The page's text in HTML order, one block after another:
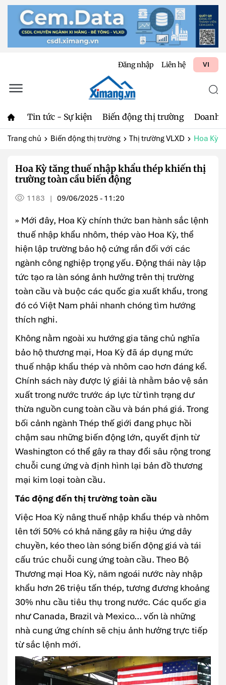
Đăng nhập Liên hệ VI
Tin tức - Sự kiện Biến động thị trường Doanh
Trang chủ Biến động thị trường Thị trường VLXD Hoa Kỳ
Hoa Kỳ tăng thuế nhập khẩu thép khiến thị
trường toàn cầu biến động
1183 | 09/06/2025 - 11:20
» Mới đây, Hoa Kỳ chính thức ban hành sắc lệnh
thuế nhập khẩu nhôm, thép vào Hoa Kỳ, thể
hiện lập trường bảo hộ cứng rắn đối với các
ngành công nghiệp trọng yếu. Động thái này lập
tức tạo ra làn sóng ảnh hưởng trên thị trường
toàn cầu và buộc các quốc gia xuất khẩu, trong
đó có Việt Nam phải nhanh chóng tìm hướng
thích nghi.
Không nằm ngoài xu hướng gia tăng chủ nghĩa
bảo hộ thương mại, Hoa Kỳ đã áp dụng mức
thuế nhập khẩu thép và nhôm cao hơn đáng kể.
Chính sách này được lý giải là nhằm bảo vệ sản
xuất trong nước trước áp lực từ tình trạng dư
thừa nguồn cung toàn cầu và bán phá giá. Trong
bối cảnh ngành Thép thế giới đang phục hồi
chậm sau những biến động lớn, quyết định từ
Washington có thể gây ra thay đổi sâu rộng trong
chuỗi cung ứng và định hình lại bản đồ thương
mại kim loại toàn cầu.
Tác động đến thị trường toàn cầu
Việc Hoa Kỳ nâng thuế nhập khẩu thép và nhôm
lên tới 50% có khả năng gây ra hiệu ứng dây
chuyền, kéo theo làn sóng biến động giá và tái
cấu trúc chuỗi cung ứng toàn cầu. Theo Bộ
Thương mại Hoa Kỳ, năm ngoái nước này nhập
khẩu hơn 26 triệu tấn thép, tương đương khoảng
30% nhu cầu tiêu thụ trong nước. Các quốc gia
như Canada, Brazil và Mexico... vốn là những
nhà cung ứng chính sẽ chịu ảnh hưởng trực tiếp
từ sắc lệnh mới.